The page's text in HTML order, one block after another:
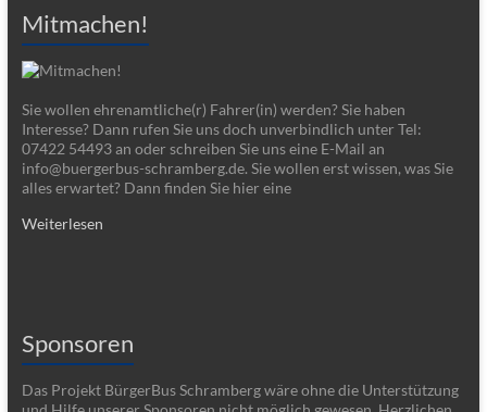
Mitmachen!
Sie wollen ehrenamtliche(r) Fahrer(in) werden? Sie haben
Interesse? Dann rufen Sie uns doch unverbindlich unter Tel:
07422 54493 an oder schreiben Sie uns eine E-Mail an
info@buergerbus-schramberg.de. Sie wollen erst wissen, was Sie
alles erwartet? Dann finden Sie hier eine
Weiterlesen
Sponsoren
Das Projekt BürgerBus Schramberg wäre ohne die Unterstützung